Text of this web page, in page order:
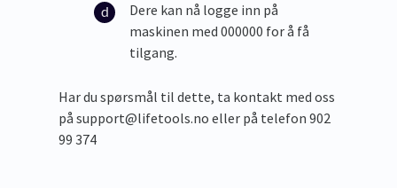
Dere kan nå logge inn på
maskinen med 000000 for å få
tilgang.
Har du spørsmål til dette, ta kontakt med oss
på support@lifetools.no eller på telefon 902
99 374